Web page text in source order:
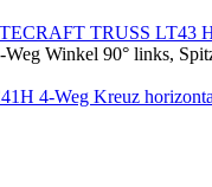
TRUSS LT43
Winkel 90° links,
4-Weg Kreuz